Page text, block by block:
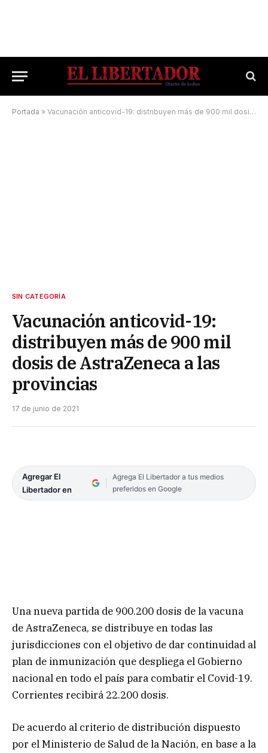
Portada » Vacunación anticovid-19: distribuyen más de 900 mil dosis de AstraZeneca a las provincias
SIN CATEGORÍA
Vacunación anticovid-19:
distribuyen más de 900 mil
dosis de AstraZeneca a las
provincias
17 de junio de 2021
Agregar El
Libertador en
Agrega El Libertador a tus medios
preferidos en Google
Una nueva partida de 900.200 dosis de la vacuna
de AstraZeneca, se distribuye en todas las
jurisdicciones con el objetivo de dar continuidad al
plan de inmunización que despliega el Gobierno
nacional en todo el país para combatir el Covid-19.
Corrientes recibirá 22.200 dosis.
De acuerdo al criterio de distribución dispuesto
por el Ministerio de Salud de la Nación, en base a la